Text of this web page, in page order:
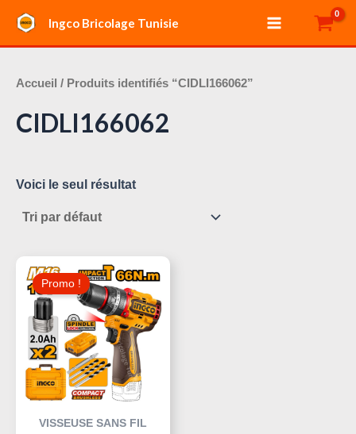
contenu
Ingco Bricolage Tunisie
Main
Menu
Accueil / Produits identifiés “CIDLI166062”
CIDLI166062
Voici le seul résultat
Promo !
VISSEUSE SANS FIL
Le
Prix
Initial
Était :
200,000 د.ت.
Le
Prix
Est :